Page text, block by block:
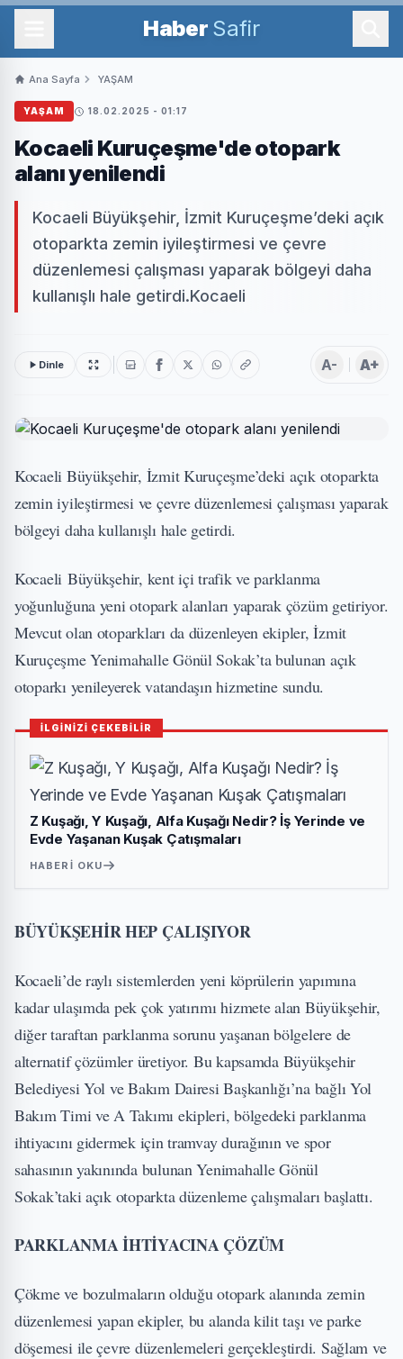
Haber Safir
Ana Sayfa YAŞAM
YAŞAM 18.02.2025 - 01:17
Kocaeli Kuruçeşme'de otopark
alanı yenilendi
Kocaeli Büyükşehir, İzmit Kuruçeşme’deki açık
otoparkta zemin iyileştirmesi ve çevre
düzenlemesi çalışması yaparak bölgeyi daha
kullanışlı hale getirdi.Kocaeli
Dinle A- A+
Kocaeli Büyükşehir, İzmit Kuruçeşme’deki açık otoparkta
zemin iyileştirmesi ve çevre düzenlemesi çalışması yaparak
bölgeyi daha kullanışlı hale getirdi.
Kocaeli Büyükşehir, kent içi trafik ve parklanma
yoğunluğuna yeni otopark alanları yaparak çözüm getiriyor.
Mevcut olan otoparkları da düzenleyen ekipler, İzmit
Kuruçeşme Yenimahalle Gönül Sokak’ta bulunan açık
otoparkı yenileyerek vatandaşın hizmetine sundu.
İLGİNİZİ ÇEKEBİLİR
Z Kuşağı, Y Kuşağı, Alfa Kuşağı Nedir? İş Yerinde ve
Evde Yaşanan Kuşak Çatışmaları
HABERI OKU
BÜYÜKŞEHİR HEP ÇALIŞIYOR
Kocaeli’de raylı sistemlerden yeni köprülerin yapımına
kadar ulaşımda pek çok yatırımı hizmete alan Büyükşehir,
diğer taraftan parklanma sorunu yaşanan bölgelere de
alternatif çözümler üretiyor. Bu kapsamda Büyükşehir
Belediyesi Yol ve Bakım Dairesi Başkanlığı’na bağlı Yol
Bakım Timi ve A Takımı ekipleri, bölgedeki parklanma
ihtiyacını gidermek için tramvay durağının ve spor
sahasının yakınında bulunan Yenimahalle Gönül
Sokak’taki açık otoparkta düzenleme çalışmaları başlattı.
PARKLANMA İHTİYACINA ÇÖZÜM
Çökme ve bozulmaların olduğu otopark alanında zemin
düzenlemesi yapan ekipler, bu alanda kilit taşı ve parke
döşemesi ile çevre düzenlemeleri gerçekleştirdi. Sağlam ve